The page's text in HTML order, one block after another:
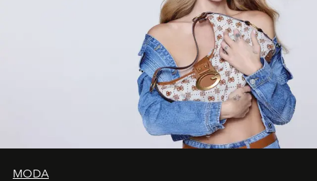
MODA